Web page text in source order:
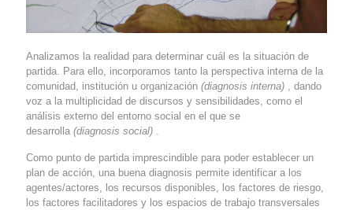
Analizamos la realidad para determinar cuál es la situación de
partida. Para ello, incorporamos tanto la perspectiva interna de la
comunidad, institución u organización (diagnosis interna) , dando
voz a la multiplicidad de discursos y sensibilidades, como el
análisis externo del entorno social en el que se
desarrolla (diagnosis social)
Como punto de partida imprescindible para poder establecer un
plan de acción, una buena diagnosis permite identificar a los
agentes/actores, los recursos disponibles, los factores de riesgo,
los factores facilitadores y los espacios de trabajo transversales